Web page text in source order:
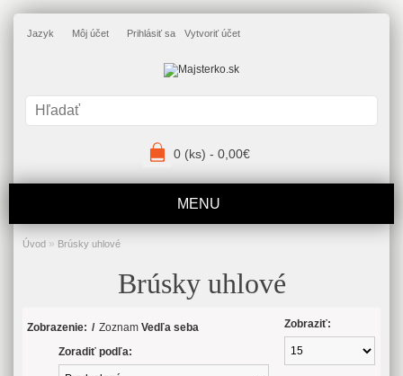
Jazyk Môj účet Prihlásiť sa Vytvoriť účet
0 (ks) - 0,00€
MENU
Úvod » Brúsky uhlové
Brúsky uhlové
Zobrazenie: Zoznam
/ Vedľa seba Zobraziť:
Zoradiť podľa: